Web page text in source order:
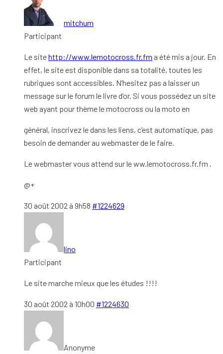
mitchum
Participant
Le sitehttp://www.lemotocross.fr.fm a été mis a jour. En
effet, le site est disponible dans sa totalité, toutes les
rubriques sont accessibles. N’hesitez pas a laisser un
message sur le forum le livre d’or. Si vous possédez un site
web ayant pour thème le motocross ou la moto en
général, inscrivez le dans les liens, c’est automatique, pas
besoin de demander au webmaster de le faire.
Le webmaster vous attend sur le ww.lemotocross.fr.fm .
@+
30 août 2002 à 9h58 #1224629
lino
Participant
Le site marche mieux que les études !!!!
30 août 2002 à 10h00 #1224630
Anonyme